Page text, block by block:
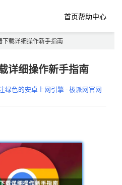
首页帮助中心
下载详细操作新手指南
详细操作新手指南
绿色的安卓上网引擎 - 极派网官网